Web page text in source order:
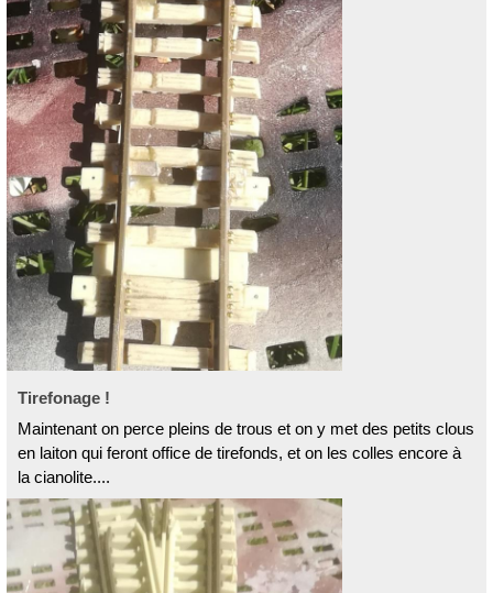
Tirefonage !
Maintenant on perce pleins de trous et on y met des petits clous
en laiton qui feront office de tirefonds, et on les colles encore à
la cianolite....